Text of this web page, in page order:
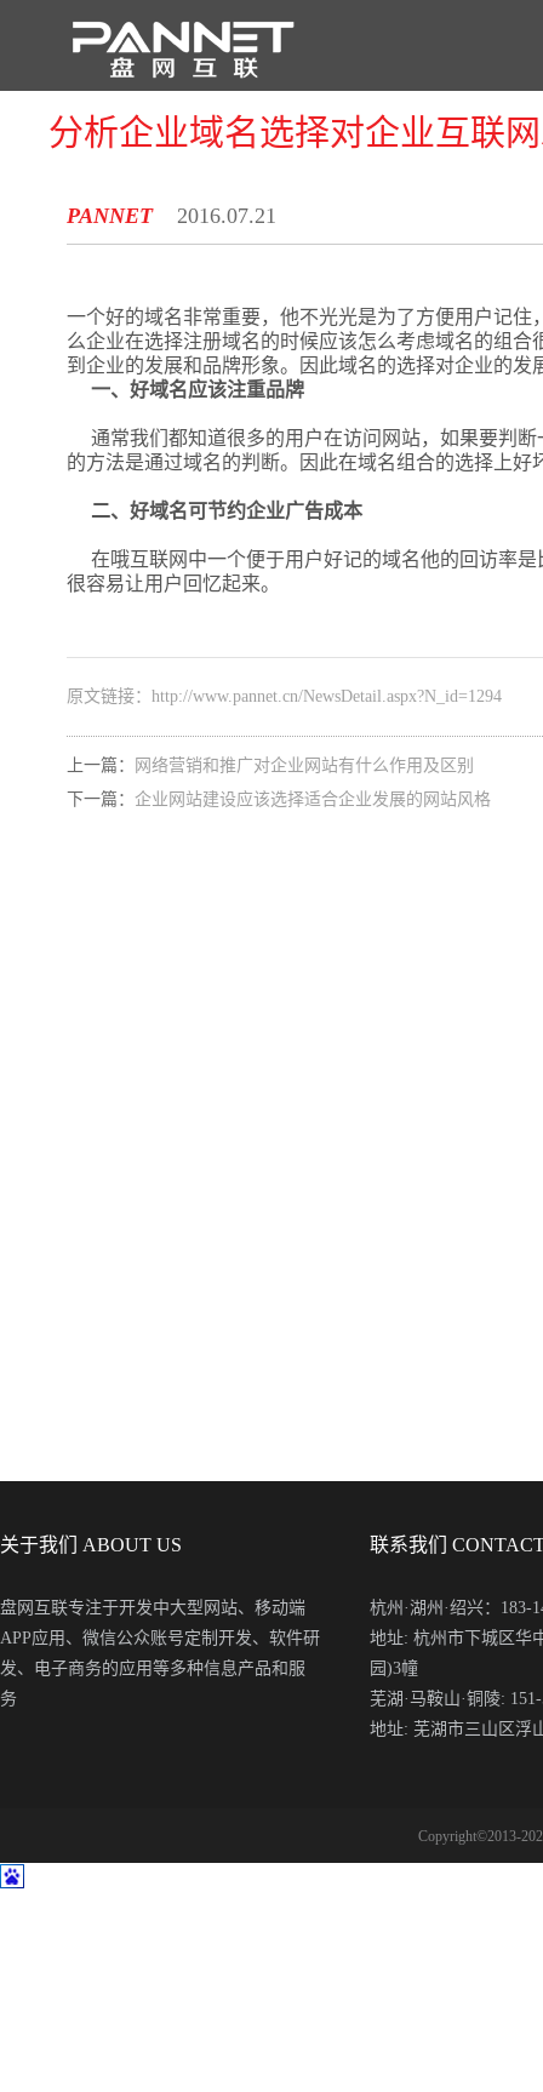
首 页
分析企业域名选择对企业互联
PANNET 2016.07.21
一个好的域名非常重要，他不光光是为了方便用户记住
么企业在选择注册域名的时候应该怎么考虑域名的组合
到企业的发展和品牌形象。因此域名的选择对企业的发
一、好域名应该注重品牌
通常我们都知道很多的用户在访问网站，如果要判断
的方法是通过域名的判断。因此在域名组合的选择上好
二、好域名可节约企业广告成本
在哦互联网中一个便于用户好记的域名他的回访率是
很容易让用户回忆起来。
原文链接：http://www.pannet.cn/NewsDetail.aspx?N_id=1294
上一篇：
网络营销和推广对企业网站有什么作用及区别
下一篇： 企业网站建设应该选择适合企业发展的网站风格
关于我们 ABOUT US
盘网互联专注于开发中大型网站、移动端
APP应用、微信公众账号定制开发、软件研
发、电子商务的应用等多种信息产品和服
务
联系我们
杭州·湖州·绍兴：183-
地址: 杭州市下城区华
园)3幢
芜湖·马鞍山·铜陵:
地址: 芜湖市三山区浮
Copyright©2013-